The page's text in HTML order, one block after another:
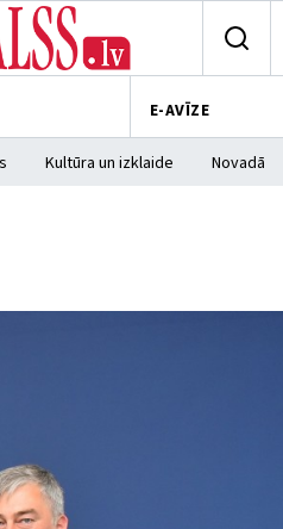
E-AVĪZE
Kultūra un izklaide Novadā